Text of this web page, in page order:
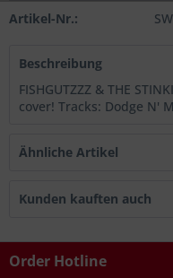
Artikel-Nr.:
Beschreibung
FISHGUTZZZ & THE
cover! Tracks: Dodge N'
Ähnliche Artikel
Kunden kauften auch
Order Hotline